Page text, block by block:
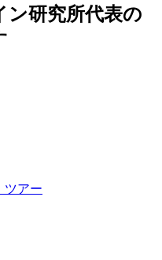
ン研究所代表の
ツアー